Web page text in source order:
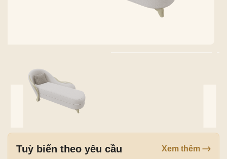
Tuỳ biến theo yêu cầu
Xem thêm